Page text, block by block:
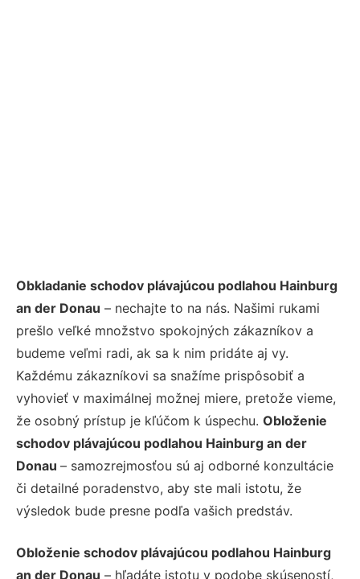
Obkladanie schodov plávajúcou podlahou Hainburg
an der Donau – nechajte to na nás. Našimi rukami
prešlo veľké množstvo spokojných zákazníkov a
budeme veľmi radi, ak sa k nim pridáte aj vy.
Každému zákazníkovi sa snažíme prispôsobiť a
vyhovieť v maximálnej možnej miere, pretože vieme,
že osobný prístup je kľúčom k úspechu. Obloženie
schodov plávajúcou podlahou Hainburg an der
Donau – samozrejmosťou sú aj odborné konzultácie
či detailné poradenstvo, aby ste mali istotu, že
výsledok bude presne podľa vašich predstáv.
Obloženie schodov plávajúcou podlahou Hainburg
an der Donau – hľadáte istotu v podobe skúseností,